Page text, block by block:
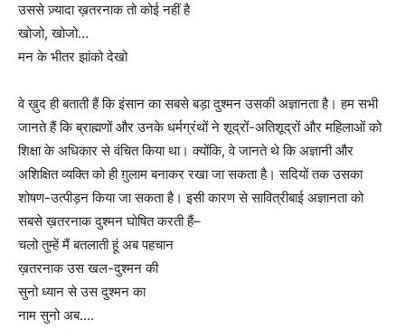
उससे ज़्यादा ख़तरनाक तो कोई नहीं है
खोजो, खोजो…
मन के भीतर झांको देखो
वे ख़ुद ही बताती हैं कि इंसान का सबसे बड़ा दुश्मन उसकी अज्ञानता है। हम सभी
जानते हैं कि ब्राह्मणों और उनके धर्मग्रंथों ने शूद्रों-अतिशूद्रों और महिलाओं को
शिक्षा के अधिकार से वंचित किया था। क्योंकि, वे जानते थे कि अज्ञानी और
अशिक्षित व्यक्ति को ही ग़ुलाम बनाकर रखा जा सकता है। सदियों तक उसका
शोषण-उत्पीड़न किया जा सकता है। इसी कारण से सावित्रीबाई अज्ञानता को
सबसे ख़तरनाक दुश्मन घोषित करती हैं–
चलो तुम्हें मैं बतलाती हूं अब पहचान
ख़तरनाक उस खल-दुश्मन की
सुनो ध्यान से उस दुश्मन का
नाम सुनो अब….